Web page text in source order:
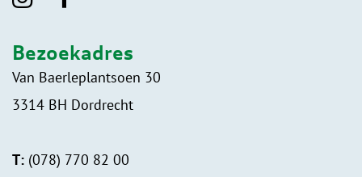
Bezoekadres
Van Baerleplantsoen 30
3314 BH Dordrecht
T: (078) 770 82 00